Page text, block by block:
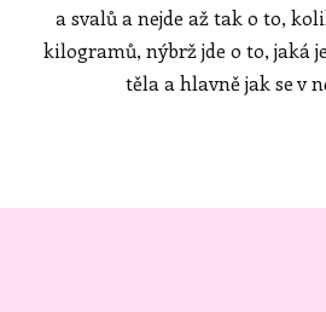
a svalů a nejde až tak o to,
kilogramů, nýbrž jde o to, jaká
těla a hlavně jak se v